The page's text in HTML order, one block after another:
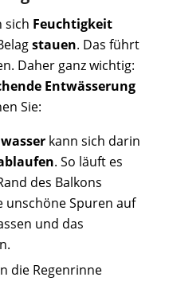
sich Feuchtigkeit
stauen. Das führt
Daher ganz wichtig:
Entwässerung
Sie:
kann sich darin
. So läuft es
des Balkons
unschöne Spuren auf
und das
die Regenrinne